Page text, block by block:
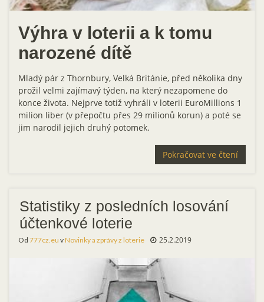
Výhra v loterii a k tomu
narozené dítě
Mladý pár z Thornbury, Velká Británie, před několika dny
prožil velmi zajímavý týden, na který nezapomene do
konce života. Nejprve totiž vyhráli v loterii EuroMillions 1
milion liber (v přepočtu přes 29 milionů korun) a poté se
jim narodil jejich druhý potomek.
Pokračovat ve čtení
Statistiky z posledních losování
účtenkové loterie
Od 777cz.eu vNovinky a zprávy z loterie 25.2.2019